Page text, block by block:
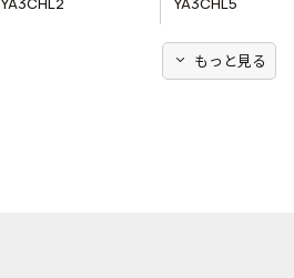
expand_more もっと見る